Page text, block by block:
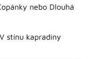
nebo Dlouhá
stínu kapradiny